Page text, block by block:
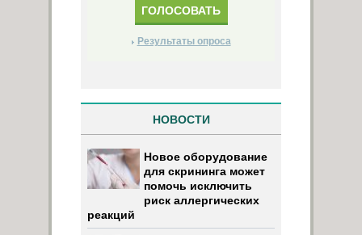
Результаты опроса
НОВОСТИ
Новое оборудование
для скрининга может
помочь исключить
риск аллергических
реакций